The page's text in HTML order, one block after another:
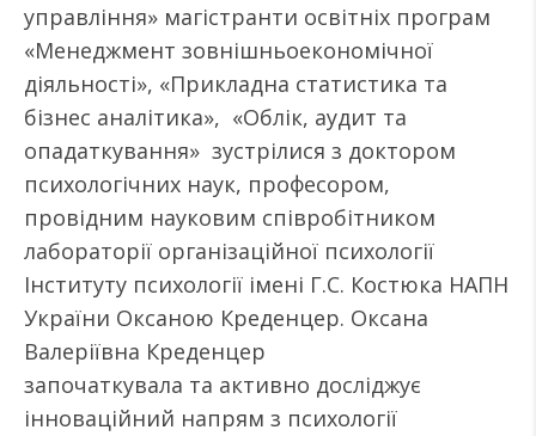
управління» магістранти освітніх програм
«Менеджмент зовнішньоекономічної
діяльності», «Прикладна статистика та
бізнес аналітика», «Облік, аудит та
опадаткування» зустрілися з доктором
психологічних наук, професором,
провідним науковим співробітником
лабораторії організаційної психології
Інституту психології імені Г.С. Костюка НАПН
України Оксаною Креденцер. Оксана
Валеріївна Креденцер
започаткувала та активно досліджує
інноваційний напрям з психології